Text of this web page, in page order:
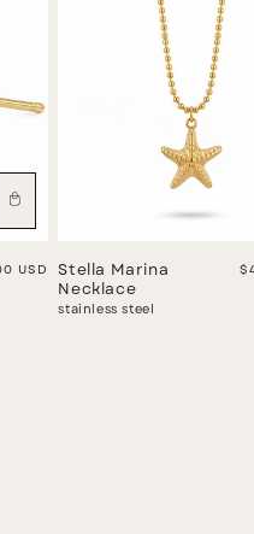
price
USD
Stella Marina
Necklace
stainless steel